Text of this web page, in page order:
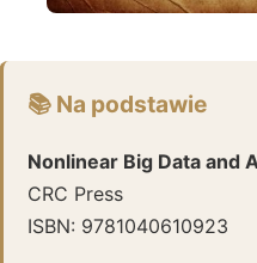
📚 Na podstawie
Nonlinear Big Data and
CRC Press
ISBN: 9781040610923